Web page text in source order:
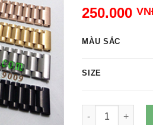
250.000
MÀU SẮC
SIZE
Dây Đồng Hồ